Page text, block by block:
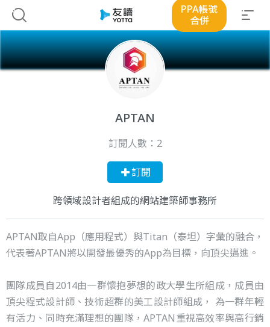
PPA帳號
合併
APTAN
訂閱人數： 2
訂閱
跨領域設計者組成的網站建築師事務所
APTAN取自App（應用程式）與Titan（泰坦）字彙的融合，
代表著APTAN將以開發最優秀的App為目標，向頂尖邁進。
團隊成員自2014由一群懷抱夢想的政大學生所組成，成員由
頂尖程式設計師、技術超群的美工設計師組成， 為一群年輕
有活力、同時充滿理想的團隊，APTAN重視高效率與高行銷